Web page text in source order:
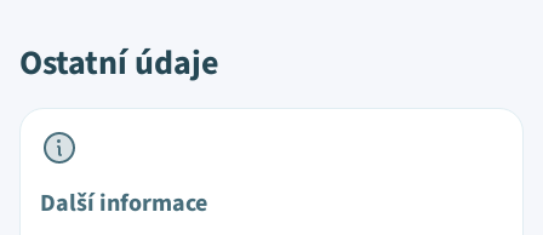
Ostatní údaje
Další informace